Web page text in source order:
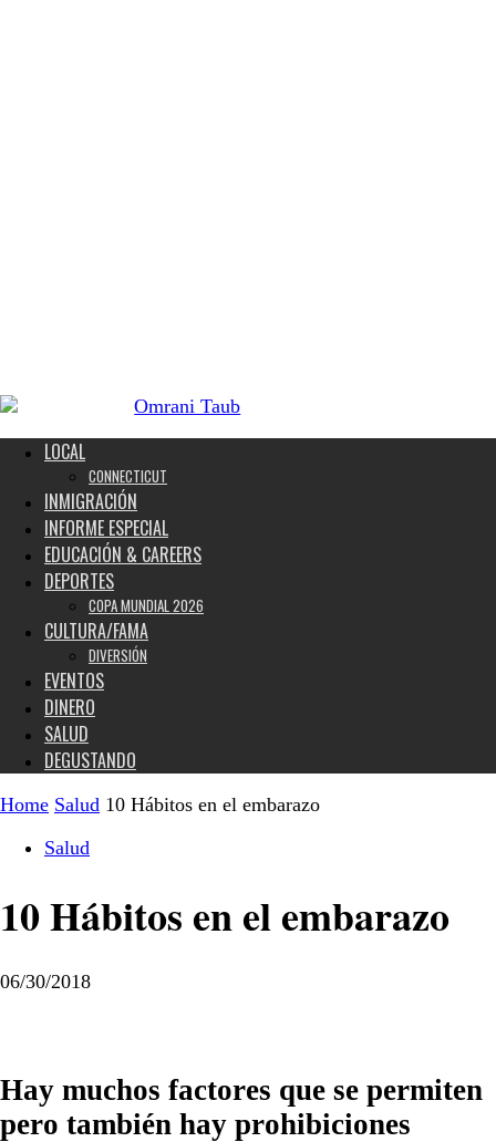
LOCAL
CONNECTICUT
INMIGRACIÓN
INFORME ESPECIAL
EDUCACIÓN & CAREERS
DEPORTES
COPA MUNDIAL 2026
CULTURA/FAMA
DIVERSIÓN
EVENTOS
DINERO
SALUD
DEGUSTANDO
Home Salud 10 Hábitos en el embarazo
Salud
10 Hábitos en el embarazo
06/30/2018
Hay muchos factores que se permiten
pero también hay prohibiciones